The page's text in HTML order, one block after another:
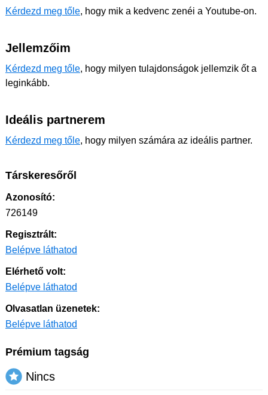
Kérdezd meg tőle, hogy mik a kedvenc zenéi a Youtube-on.
Jellemzőim
Kérdezd meg tőle, hogy milyen tulajdonságok jellemzik őt a
leginkább.
Ideális partnerem
Kérdezd meg tőle, hogy milyen számára az ideális partner.
Társkeresőről
Azonosító:
726149
Regisztrált:
Belépve láthatod
Elérhető volt:
Belépve láthatod
Olvasatlan üzenetek:
Belépve láthatod
Prémium tagság
Nincs